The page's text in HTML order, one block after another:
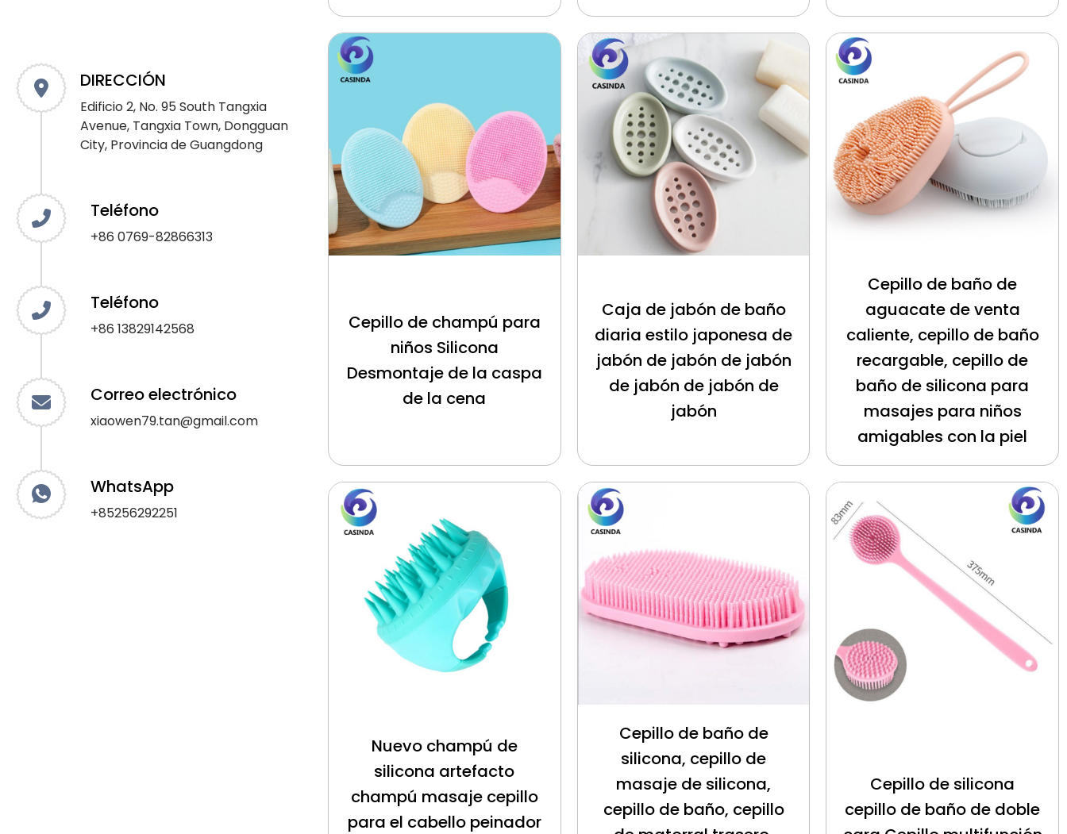
DIRECCIÓN
Edificio 2, No. 95 South Tangxia
Avenue, Tangxia Town, Dongguan
City, Provincia de Guangdong
Teléfono
+86 0769-82866313
Teléfono
+86 13829142568
Correo electrónico
xiaowen79.tan@gmail.com
WhatsApp
+85256292251
Cepillo de champú para
niños Silicona
Desmontaje de la caspa
de la cena
Caja de jabón de baño
diaria estilo japonesa de
jabón de jabón de jabón
de jabón de jabón de
jabón
Cepillo de baño de
aguacate de venta
caliente, cepillo de baño
recargable, cepillo de
baño de silicona para
masajes para niños
amigables con la piel
Nuevo champú de
silicona artefacto
champú masaje cepillo
para el cabello peinador
Cepillo de baño de
silicona, cepillo de
masaje de silicona,
cepillo de baño, cepillo
Cepillo de silicona
cepillo de baño de doble